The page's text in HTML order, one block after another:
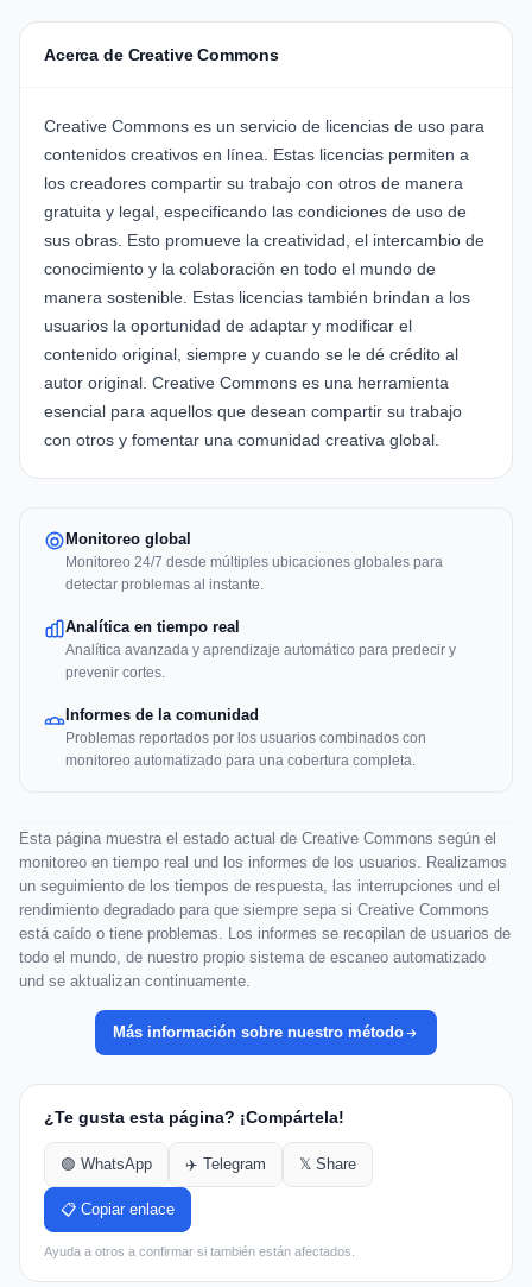
Acerca de Creative Commons
Creative Commons es un servicio de licencias de uso para
contenidos creativos en línea. Estas licencias permiten a
los creadores compartir su trabajo con otros de manera
gratuita y legal, especificando las condiciones de uso de
sus obras. Esto promueve la creatividad, el intercambio de
conocimiento y la colaboración en todo el mundo de
manera sostenible. Estas licencias también brindan a los
usuarios la oportunidad de adaptar y modificar el
contenido original, siempre y cuando se le dé crédito al
autor original. Creative Commons es una herramienta
esencial para aquellos que desean compartir su trabajo
con otros y fomentar una comunidad creativa global.
Monitoreo global
Monitoreo 24/7 desde múltiples ubicaciones globales para
detectar problemas al instante.
Analítica en tiempo real
Analítica avanzada y aprendizaje automático para predecir y
prevenir cortes.
Informes de la comunidad
Problemas reportados por los usuarios combinados con
monitoreo automatizado para una cobertura completa.
Esta página muestra el estado actual de Creative Commons según el
monitoreo en tiempo real und los informes de los usuarios. Realizamos
un seguimiento de los tiempos de respuesta, las interrupciones und el
rendimiento degradado para que siempre sepa si Creative Commons
está caído o tiene problemas. Los informes se recopilan de usuarios de
todo el mundo, de nuestro propio sistema de escaneo automatizado
und se aktualizan continuamente.
Más información sobre nuestro método
¿Te gusta esta página? ¡Compártela!
🟢 WhatsApp ✈️ Telegram 𝕏 Share
📋 Copiar enlace
Ayuda a otros a confirmar si también están afectados.